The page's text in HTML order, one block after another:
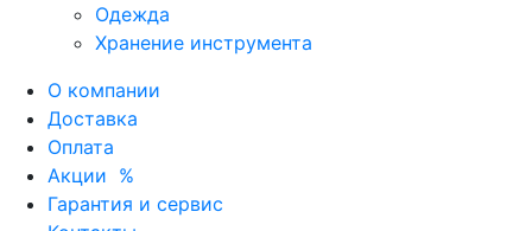
Одежда
Хранение инструмента
О компании
Доставка
Оплата
Акции %
Гарантия и сервис